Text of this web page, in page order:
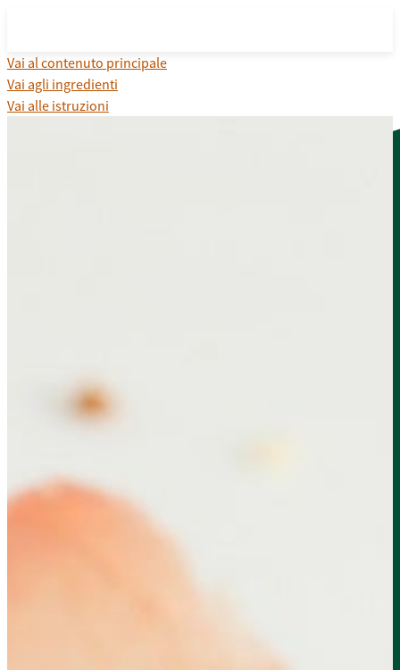
Vai al contenuto principale
Vai agli ingredienti
Vai alle istruzioni